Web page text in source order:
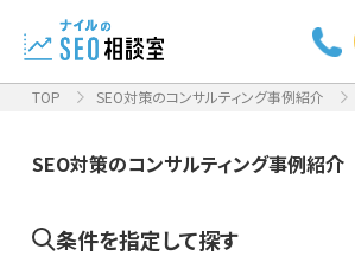
TOP SEO対策のコンサルティング事例紹介
SEO対策のコンサルティング事例紹介
条件を指定して探す